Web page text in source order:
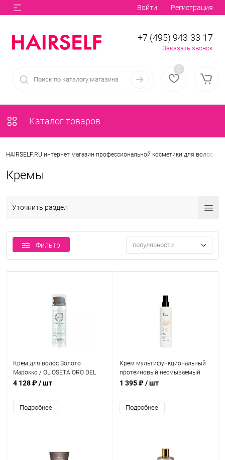
Войти Регистрация
+7 (495) 943-33-17
Заказать звонок
0
Каталог товаров
HAIRSELF.RU интернет магазин профессиональной косметики для волос.
Кремы
Уточнить раздел
Фильтр популярности
Крем для волос Золото
Марокко / OLIOSETA ORO DEL
MOROCCO All in One 200 мл
4 128 ₽/ шт
Подробнее
Крем мультифункциональный
протеиновый несмываемый
для волос / Crema multifunzione
1 395 ₽/ шт
Подробнее